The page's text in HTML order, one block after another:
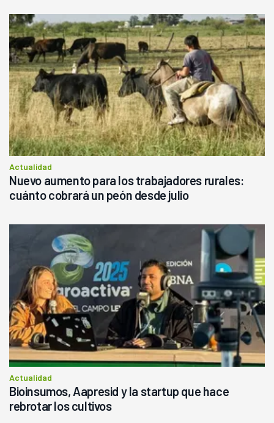
Actualidad
Nuevo aumento para los trabajadores rurales:
cuánto cobrará un peón desde julio
Actualidad
Bioinsumos, Aapresid y la startup que hace
rebrotar los cultivos